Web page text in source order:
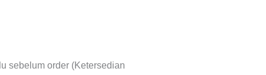
sebelum order (Ketersedian